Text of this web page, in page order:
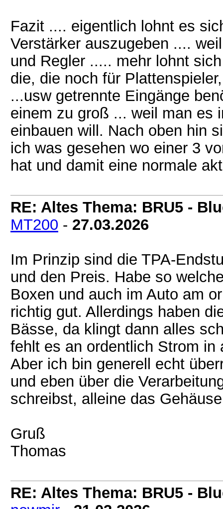
Fazit .... eigentlich lohnt es
Verstärker auszugeben ....
und Regler ..... mehr lohnt
die, die noch für
...usw getrennte Eingänge
einem zu groß ... weil man es
einbauen will. Nach oben hin
ich was gesehen wo einer 3
hat und damit eine normale
RE: Altes Thema: BRU5 -
MT200 - 27.03.2026
Im Prinzip sind die TPA-
und den Preis. Habe so
Boxen und auch im Auto am
richtig gut. Allerdings haben
Bässe, da klingt dann alles
fehlt es an ordentlich Strom in
Aber ich bin generell echt
und eben über die
schreibst, alleine das
Gruß
Thomas
RE: Altes Thema: BRU5 -